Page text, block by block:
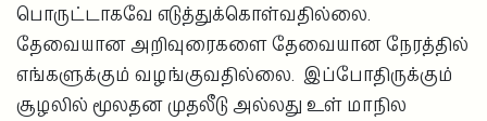
பொருட்டாகவே எடுத்துக்கொள்வதில்லை.
தேவையான அறிவுரைகளை தேவையான நேரத்தில்
எங்களுக்கும் வழங்குவதில்லை. இப்போதிருக்கும்
சூழலில் மூலதன முதலீடு அல்லது உள் மாநில